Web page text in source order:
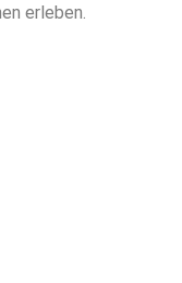
erleben.